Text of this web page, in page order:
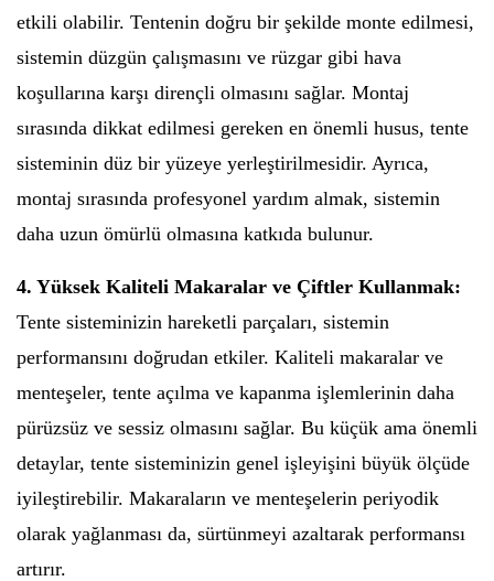
etkili olabilir. Tentenin doğru bir şekilde monte edilmesi,
sistemin düzgün çalışmasını ve rüzgar gibi hava
koşullarına karşı dirençli olmasını sağlar. Montaj
sırasında dikkat edilmesi gereken en önemli husus, tente
sisteminin düz bir yüzeye yerleştirilmesidir. Ayrıca,
montaj sırasında profesyonel yardım almak, sistemin
daha uzun ömürlü olmasına katkıda bulunur.
4. Yüksek Kaliteli Makaralar ve Çiftler Kullanmak:
Tente sisteminizin hareketli parçaları, sistemin
performansını doğrudan etkiler. Kaliteli makaralar ve
menteşeler, tente açılma ve kapanma işlemlerinin daha
pürüzsüz ve sessiz olmasını sağlar. Bu küçük ama önemli
detaylar, tente sisteminizin genel işleyişini büyük ölçüde
iyileştirebilir. Makaraların ve menteşelerin periyodik
olarak yağlanması da, sürtünmeyi azaltarak performansı
artırır.